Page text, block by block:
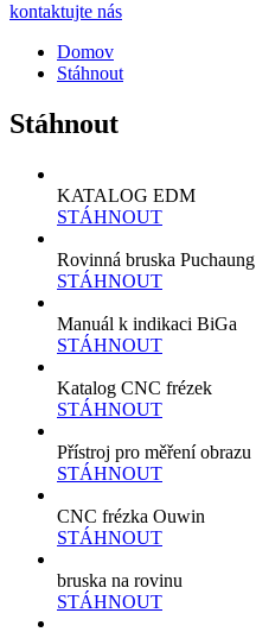
kontaktujte nás
Domov
Stáhnout
Stáhnout
KATALOG EDM
STÁHNOUT
Rovinná bruska Puchaung
STÁHNOUT
Manuál k indikaci BiGa
STÁHNOUT
Katalog CNC frézek
STÁHNOUT
Přístroj pro měření obrazu
STÁHNOUT
CNC frézka Ouwin
STÁHNOUT
bruska na rovinu
STÁHNOUT